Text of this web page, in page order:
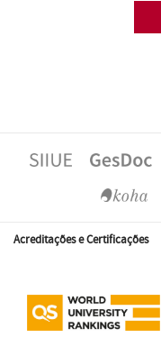
Acreditações e Certificações